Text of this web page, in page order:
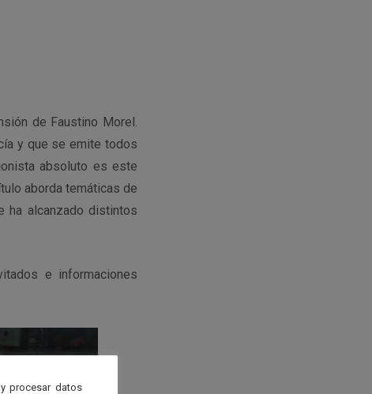
de Faustino Morel.
y que se emite todos
absoluto es este
aborda temáticas de
ha alcanzado distintos
e informaciones
procesar datos